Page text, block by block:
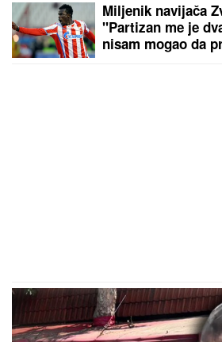
Miljenik navijača
"Partizan me je
nisam mogao da